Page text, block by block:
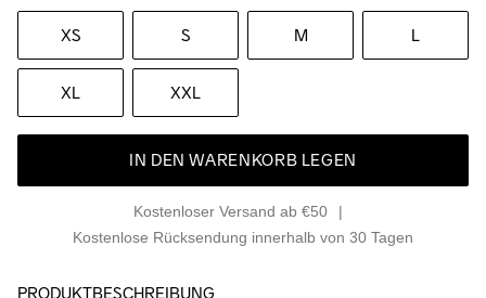
XS S M L
XL XXL
IN DEN WARENKORB LEGEN
Kostenloser Versand ab €50
Kostenlose Rücksendung innerhalb von 30 Tagen
PRODUKTBESCHREIBUNG